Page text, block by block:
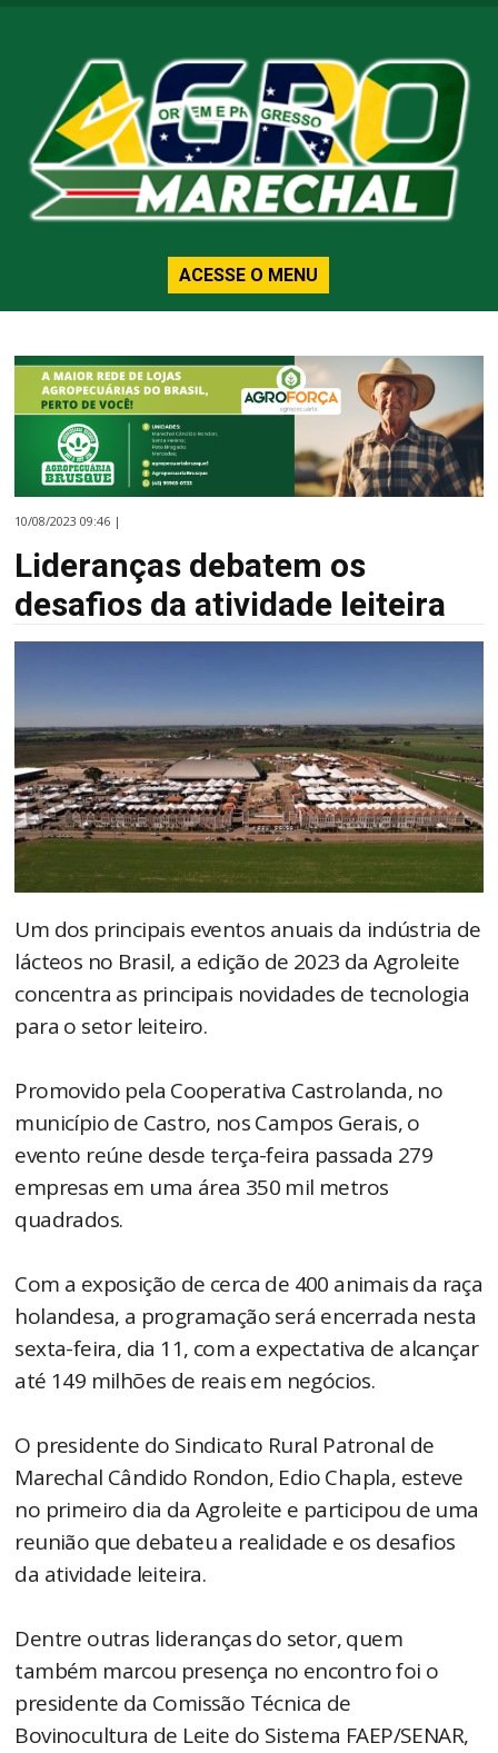
ACESSE O MENU
10/08/2023 09:46 |
Lideranças debatem os
desafios da atividade leiteira
Um dos principais eventos anuais da indústria de
lácteos no Brasil, a edição de 2023 da Agroleite
concentra as principais novidades de tecnologia
para o setor leiteiro.
Promovido pela Cooperativa Castrolanda, no
município de Castro, nos Campos Gerais, o
evento reúne desde terça-feira passada 279
empresas em uma área 350 mil metros
quadrados.
Com a exposição de cerca de 400 animais da raça
holandesa, a programação será encerrada nesta
sexta-feira, dia 11, com a expectativa de alcançar
até 149 milhões de reais em negócios.
O presidente do Sindicato Rural Patronal de
Marechal Cândido Rondon, Edio Chapla, esteve
no primeiro dia da Agroleite e participou de uma
reunião que debateu a realidade e os desafios
da atividade leiteira.
Dentre outras lideranças do setor, quem
também marcou presença no encontro foi o
presidente da Comissão Técnica de
Bovinocultura de Leite do Sistema FAEP/SENAR,